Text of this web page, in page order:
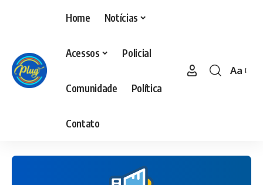
Home Notícias
Acessos Policial
Comunidade Política
Contato
Aa